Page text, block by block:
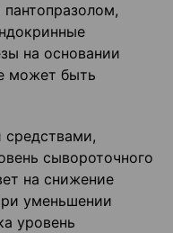
пантопразолом,
на основании
может быть
средствами,
сывороточного
на снижение
уменьшении
уровень